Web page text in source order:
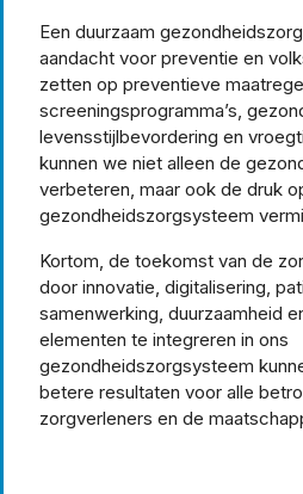
Een duurzaam
aandacht voor preventie en
zetten op preventieve
screeningsprogramma’s,
levensstijlbevordering en
kunnen we niet alleen de
verbeteren, maar ook de druk
gezondheidszorgsysteem
Kortom, de toekomst van de
door innovatie, digitalisering,
samenwerking, duurzaamheid
elementen te integreren in ons
gezondheidszorgsysteem
betere resultaten voor alle
zorgverleners en de